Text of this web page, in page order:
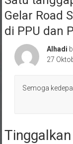
Gelar Road
di PPU dan
Alhadi
27
Semoga